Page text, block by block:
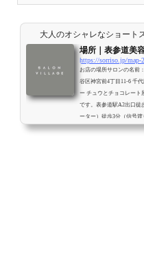
大人のオシャレなショート
場所｜表参道美
https://sorriso.jp/map-2
お店の場所サロンの名前
谷区神宮前4丁目11-6 千
ー チュウとチョコレート
です。表参道駅A2出口徒
ーター）徒歩3分（信号
までの行き方<全室個室